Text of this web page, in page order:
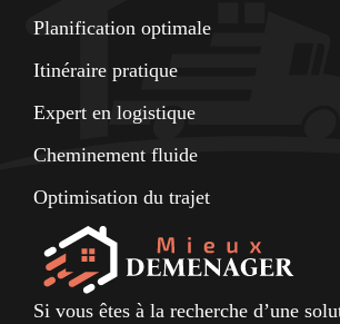
Planification optimale
Itinéraire pratique
Expert en logistique
Cheminement fluide
Optimisation du trajet
Si vous êtes à la recherche d’une